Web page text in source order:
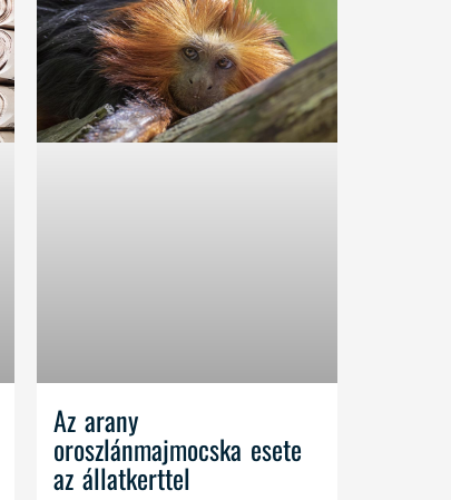
Az arany
oroszlánmajmocska esete
az állatkerttel